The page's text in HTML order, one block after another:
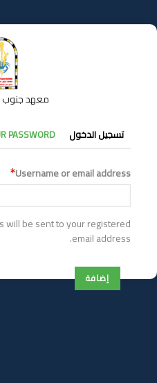
إلى
المحتوى
معهد جنوب
التبويبات
الأساسية
تسجيل الدخول PASSWORD
Username or email address
will be sent to your registered
email address.